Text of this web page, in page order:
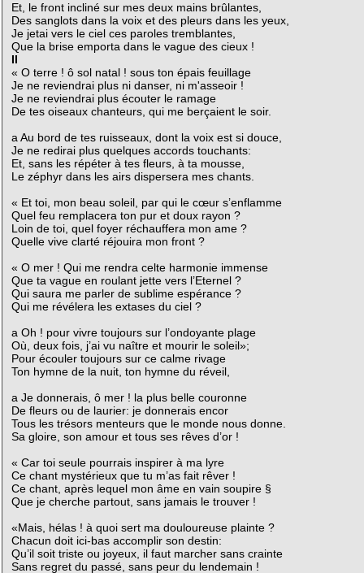
Et, le front incliné sur mes deux mains brûlantes,
Des sanglots dans la voix et des pleurs dans les yeux,
Je jetai vers le ciel ces paroles tremblantes,
Que la brise emporta dans le vague des cieux !
II
« O terre ! ô sol natal ! sous ton épais feuillage
Je ne reviendrai plus ni danser, ni m'asseoir !
Je ne reviendrai plus écouter le ramage
De tes oiseaux chanteurs, qui me berçaient le soir.
a Au bord de tes ruisseaux, dont la voix est si douce,
Je ne redirai plus quelques accords touchants:
Et, sans les répéter à tes fleurs, à ta mousse,
Le zéphyr dans les airs dispersera mes chants.
« Et toi, mon beau soleil, par qui le cœur s’enflamme
Quel feu remplacera ton pur et doux rayon ?
Loin de toi, quel foyer réchauffera mon ame ?
Quelle vive clarté réjouira mon front ?
« O mer ! Qui me rendra celte harmonie immense
Que ta vague en roulant jette vers l’Eternel ?
Qui saura me parler de sublime espérance ?
Qui me révélera les extases du ciel ?
a Oh ! pour vivre toujours sur l’ondoyante plage
Où, deux fois, j’ai vu naître et mourir le soleil»;
Pour écouler toujours sur ce calme rivage
Ton hymne de la nuit, ton hymne du réveil,
a Je donnerais, ô mer ! la plus belle couronne
De fleurs ou de laurier: je donnerais encor
Tous les trésors menteurs que le monde nous donne.
Sa gloire, son amour et tous ses rêves d’or !
« Car toi seule pourrais inspirer à ma lyre
Ce chant mystérieux que tu m’as fait rêver !
Ce chant, après lequel mon âme en vain soupire §
Que je cherche partout, sans jamais le trouver !
«Mais, hélas ! à quoi sert ma douloureuse plainte ?
Chacun doit ici-bas accomplir son destin:
Qu’il soit triste ou joyeux, il faut marcher sans crainte
Sans regret du passé, sans peur du lendemain !